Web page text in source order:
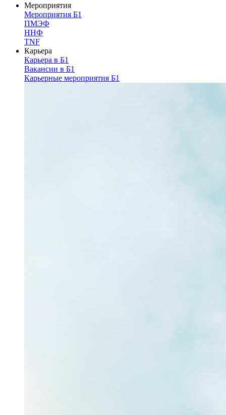
Мероприятия
Мероприятия Б1
ПМЭФ
ННФ
TNF
Карьера
Карьера в Б1
Вакансии в Б1
Карьерные мероприятия Б1